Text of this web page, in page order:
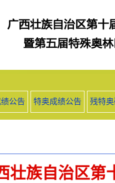
公告 特奥成绩公告 残特
壮族自治区第